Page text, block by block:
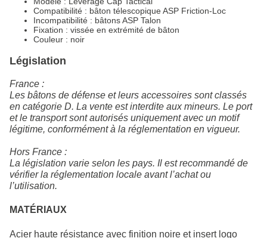
Compatibilité : bâton télescopique ASP Friction‑Loc
Incompatibilité : bâtons ASP Talon
Fixation : vissée en extrémité de bâton
Couleur : noir
Législation
France :
Les bâtons de défense et leurs accessoires sont classés
en catégorie D. La vente est interdite aux mineurs. Le port
et le transport sont autorisés uniquement avec un motif
légitime, conformément à la réglementation en vigueur.
Hors France :
La législation varie selon les pays. Il est recommandé de
vérifier la réglementation locale avant l’achat ou
l’utilisation.
MATÉRIAUX
Acier haute résistance avec finition noire et insert logo